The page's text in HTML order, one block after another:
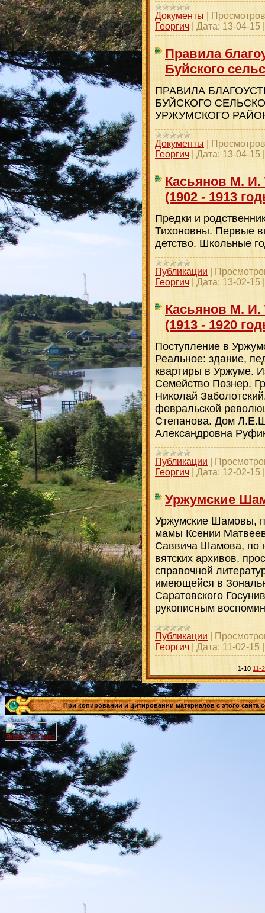
Документы
Георгич
Дата: 13-04-15
Правила
Буйского
ПРАВИЛА
БУЙСКОГО
УРЖУМСКОГО
Документы
Георгич
Дата: 13-04-15
Касьянов М. И.
(1902 - 1913
Предки и
Тихоновны. Первые
детство. Школьные
Публикации
Георгич
Дата: 13-02-15
Касьянов М. И.
(1913 - 1920
Поступление в
Реальное: здание,
квартиры в Уржуме.
Семейство Познер.
Николай
февральской
Степанова. Дом
Александровна
Публикации
Георгич
Дата: 12-02-15
Уржумские
Уржумские Шамовы,
мамы Ксении
Саввича Шамова, по
вятских архивов,
справочной
имеющейся в
Саратовского
рукописным
Публикации
Георгич
Дата: 11-02-15
1-10 11-
При копировании и цитировании материалов с этого сайта